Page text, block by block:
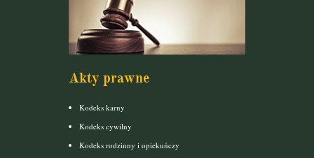
Akty prawne
Kodeks karny
Kodeks cywilny
Kodeks rodzinny i opiekuńczy